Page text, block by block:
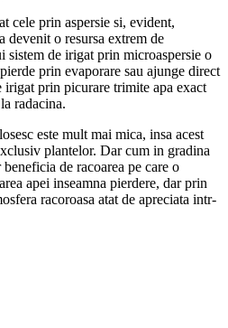
cele prin aspersie si, evident,
devenit o resursa extrem de
sistem de irigat prin microaspersie o
prin evaporare sau ajunge direct
irigat prin picurare trimite apa exact
radacina.
este mult mai mica, insa acest
plantelor. Dar cum in gradina
de racoarea pe care o
apei inseamna pierdere, dar prin
racoroasa atat de apreciata intr-